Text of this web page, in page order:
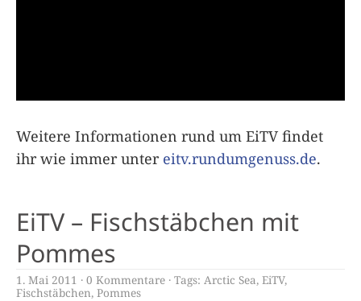
Weitere Informationen rund um EiTV findet
ihr wie immer unter eitv.rundumgenuss.de.
EiTV – Fischstäbchen mit
Pommes
1. Mai 2011 0 Kommentare Tags: Arctic Sea, EiTV,
Fischstäbchen, Pommes